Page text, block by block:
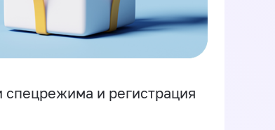
спецрежима и регистрация